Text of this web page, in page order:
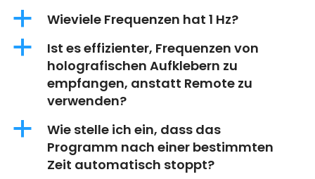
a Wieviele Frequenzen hat 1 Hz?
a
Ist es effizienter, Frequenzen von
holografischen Aufklebern zu
empfangen, anstatt Remote zu
verwenden?
a
Wie stelle ich ein, dass das
Programm nach einer bestimmten
Zeit automatisch stoppt?